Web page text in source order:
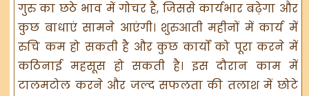
गुरु का छठे भाव में गोचर है, जिससे कार्यभार बढ़ेगा और
कुछ बाधाएं सामने आएंगी। शुरुआती महीनों में कार्य में
रुचि कम हो सकती है और कुछ कार्यों को पूरा करने में
कठिनाई महसूस हो सकती है। इस दौरान काम में
टालमटोल करने और जल्द सफलता की तलाश में छोटे